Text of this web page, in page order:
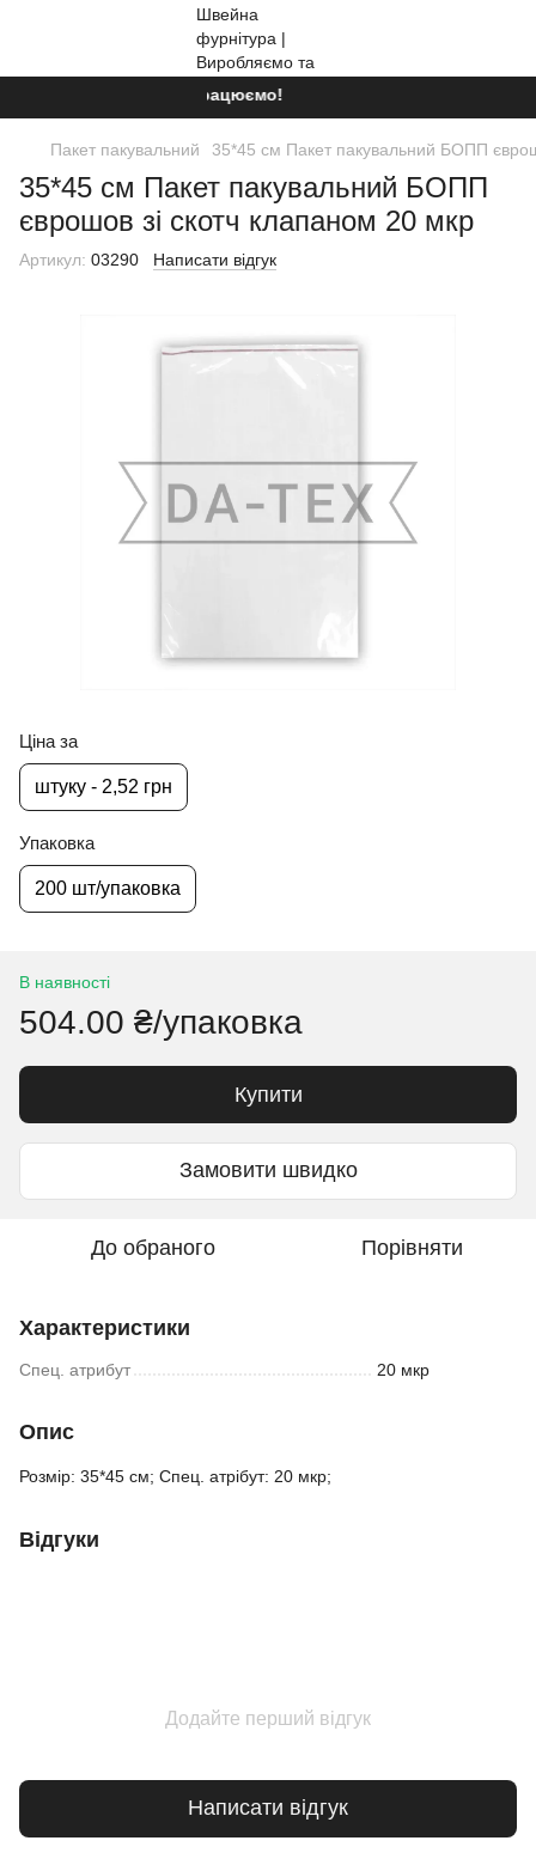
Ми працюємо!
Пакет пакувальний 35*45 см Пакет пакувальний БОПП
35*45 см Пакет пакувальний БОПП
єврошов зі скотч клапаном 20 мкр
Артикул: 03290 Написати відгук
Ціна за
штуку - 2,52 грн
Упаковка
200 шт/упаковка
В наявності
504.00 ₴/упаковка
Купити
Замовити швидко
До обраного Порівняти
Характеристики
Спец. атрибут 20 мкр
Опис
Розмір: 35*45 см; Спец. атрібут: 20 мкр;
Відгуки
Додайте перший відгук
Написати відгук